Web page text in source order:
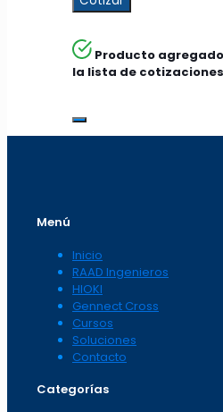
Producto
la lista de cotizaciones
Menú
Inicio
RAAD Ingenieros
HIOKI
Gennect Cross
Cursos
Soluciones
Contacto
Categorías